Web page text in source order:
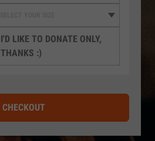
I'D LIKE TO DONATE ONLY,
THANKS :)
CHECKOUT